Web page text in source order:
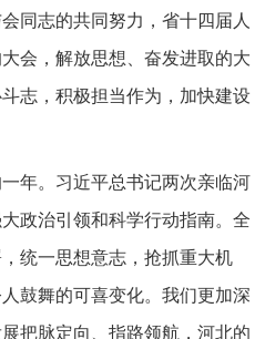
同志的共同努力，省十四届人
会，解放思想、奋发进取的大
志，积极担当作为，加快建设
年。习近平总书记两次亲临河
政治引领和科学行动指南。全
统一思想意志，抢抓重大机
鼓舞的可喜变化。我们更加深
把脉定向、指路领航，河北的